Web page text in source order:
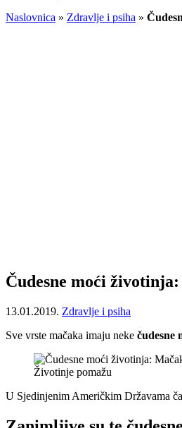
Naslovnica » Zdravlje i psiha »
Čudesne moći
13.01.2019. Zdravlje i psiha
Sve vrste mačaka imaju neke čudesne
Životinje pomažu
U Sjedinjenim Američkim Državama